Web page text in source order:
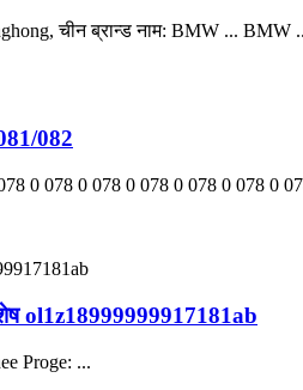
चीन ब्रान्ड नाम: BMW ... BMW
082
0 078 0 078 0 078 0 078 0 078 0
ol1z18999999917181ab
Proge: ...